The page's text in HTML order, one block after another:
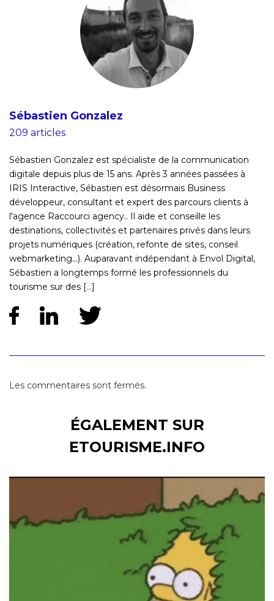
Sébastien Gonzalez
209 articles
Sébastien Gonzalez est spécialiste de la communication
digitale depuis plus de 15 ans. Après 3 années passées à
IRIS Interactive, Sébastien est désormais Business
développeur, consultant et expert des parcours clients à
l'agence Raccourci agency.. Il aide et conseille les
destinations, collectivités et partenaires privés dans leurs
projets numériques (création, refonte de sites, conseil
webmarketing...). Auparavant indépendant à Envol Digital,
Sébastien a longtemps formé les professionnels du
tourisme sur des [...]
Les commentaires sont fermés.
ÉGALEMENT SUR
ETOURISME.INFO